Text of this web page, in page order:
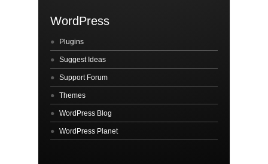
WordPress
Plugins
Suggest Ideas
Support Forum
Themes
WordPress Blog
WordPress Planet